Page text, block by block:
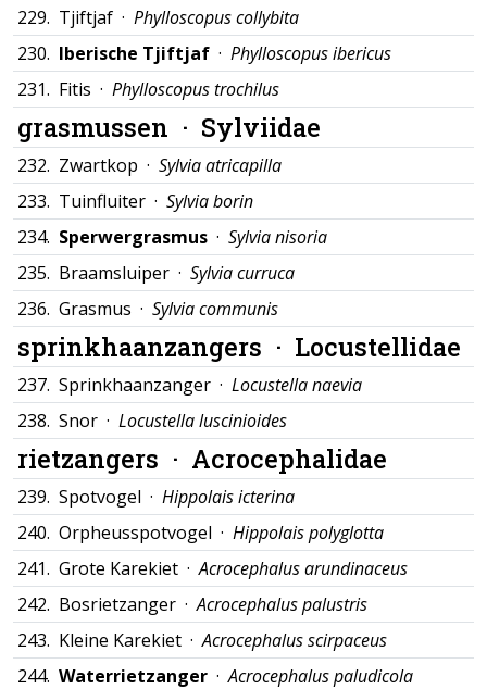
229. Tjiftjaf · Phylloscopus collybita
230. Iberische Tjiftjaf · Phylloscopus ibericus
231. Fitis · Phylloscopus trochilus
grasmussen · Sylviidae
232. Zwartkop · Sylvia atricapilla
233. Tuinfluiter · Sylvia borin
234. Sperwergrasmus · Sylvia nisoria
235. Braamsluiper · Sylvia curruca
236. Grasmus · Sylvia communis
sprinkhaanzangers · Locustellidae
237. Sprinkhaanzanger · Locustella naevia
238. Snor · Locustella luscinioides
rietzangers · Acrocephalidae
239. Spotvogel · Hippolais icterina
240. Orpheusspotvogel · Hippolais polyglotta
241. Grote Karekiet ·Acrocephalus arundinaceus
242. Bosrietzanger ·Acrocephalus palustris
243. Kleine Karekiet ·Acrocephalus scirpaceus
244. Waterrietzanger ·Acrocephalus paludicola